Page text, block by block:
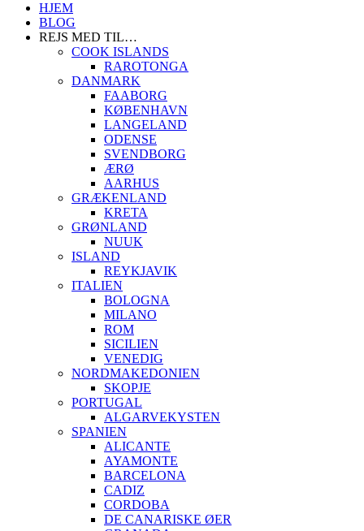
HJEM
BLOG
REJS MED TIL…
COOK ISLANDS
RAROTONGA
DANMARK
FAABORG
KØBENHAVN
LANGELAND
ODENSE
SVENDBORG
ÆRØ
AARHUS
GRÆKENLAND
KRETA
GRØNLAND
NUUK
ISLAND
REYKJAVIK
ITALIEN
BOLOGNA
MILANO
ROM
SICILIEN
VENEDIG
NORDMAKEDONIEN
SKOPJE
PORTUGAL
ALGARVEKYSTEN
SPANIEN
ALICANTE
AYAMONTE
BARCELONA
CADIZ
CORDOBA
DE CANARISKE ØER